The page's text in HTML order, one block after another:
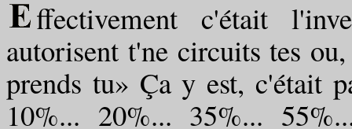
ffectivement c'était
autorisent t'ne circuits tes
prends tu» Ça y est, c'était
10%... 20%... 35%...